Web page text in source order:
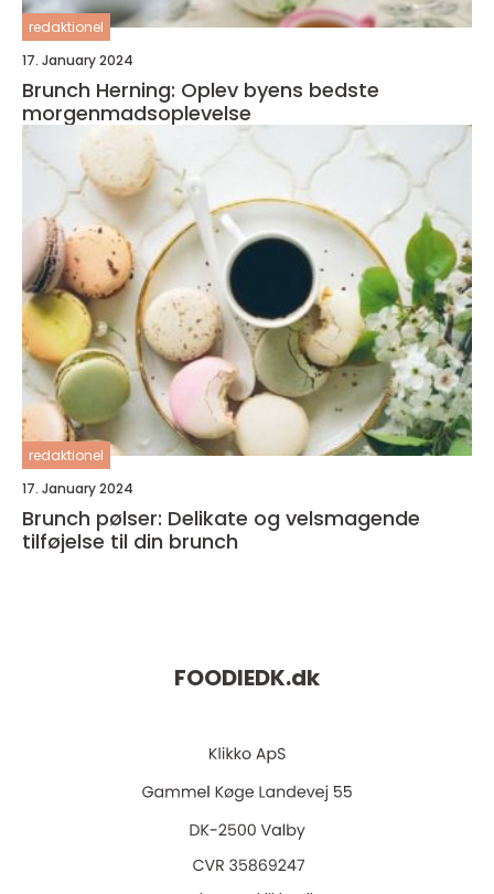
redaktionel
17. January 2024
Brunch Herning: Oplev byens bedste
morgenmadsoplevelse
redaktionel
17. January 2024
Brunch pølser: Delikate og velsmagende
tilføjelse til din brunch
FOODIEDK.dk